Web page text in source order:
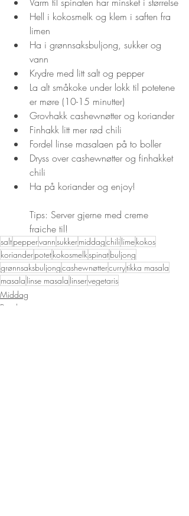
Hell i kokosmelk og klem i saften fra
limen
Ha i grønnsaksbuljong, sukker og
vann
Krydre med litt salt og pepper
La alt småkoke under lokk til potetene
er møre (10-15 minutter)
Grovhakk cashewnøtter og koriander
Finhakk litt mer rød chili
Fordel linse masalaen på to boller
Dryss over cashewnøtter og finhakket
chili
Ha på koriander og enjoy!
Tips: Server gjerne med creme
fraiche til!
saltpeppervannsukkermiddagchili limekokos
korianderpotetkokosmelkspinatbuljong
grønnsaksbuljongcashewnøttercurrytikka masala
masala linse masala linservegetaris
Middag
Bowls